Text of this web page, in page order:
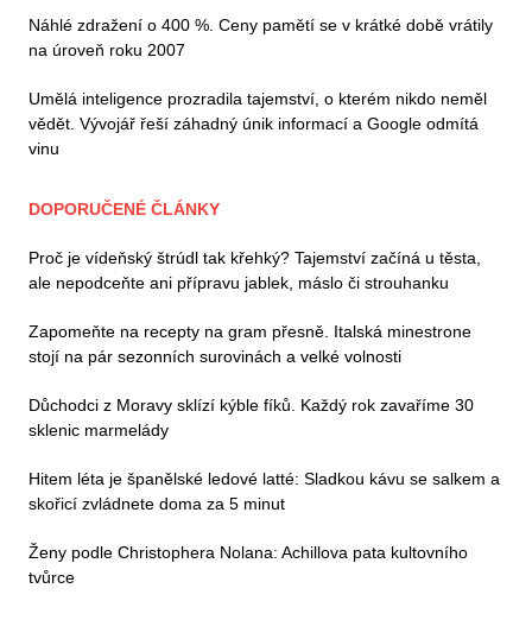
Náhlé zdražení o 400 %. Ceny pamětí se v krátké době vrátily
na úroveň roku 2007
Umělá inteligence prozradila tajemství, o kterém nikdo neměl
vědět. Vývojář řeší záhadný únik informací a Google odmítá
vinu
DOPORUČENÉ ČLÁNKY
Proč je vídeňský štrúdl tak křehký? Tajemství začíná u těsta,
ale nepodceňte ani přípravu jablek, máslo či strouhanku
Zapomeňte na recepty na gram přesně. Italská minestrone
stojí na pár sezonních surovinách a velké volnosti
Důchodci z Moravy sklízí kýble fíků. Každý rok zavaříme 30
sklenic marmelády
Hitem léta je španělské ledové latté: Sladkou kávu se salkem a
skořicí zvládnete doma za 5 minut
Ženy podle Christophera Nolana: Achillova pata kultovního
tvůrce